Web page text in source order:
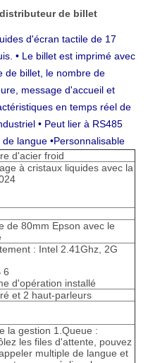
de billet
d'écran tactile de 17
• Le billet est imprimé avec
de billet, le nombre de
message d'accueil et
en temps réel de
• Peut lier à RS485
de langue •Personnalisable
d'acier froid
à cristaux liquides avec la
de 80mm Epson avec le
: Intel 2.41Ghz, 2G
6
d'opération installé
et 2 haut-parleurs
la gestion 1.Queue :
les files d'attente, pouvez
multiple de langue et